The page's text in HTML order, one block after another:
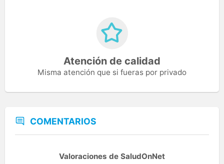
Atención de calidad
Misma atención que si fueras por privado
COMENTARIOS
Valoraciones de SaludOnNet